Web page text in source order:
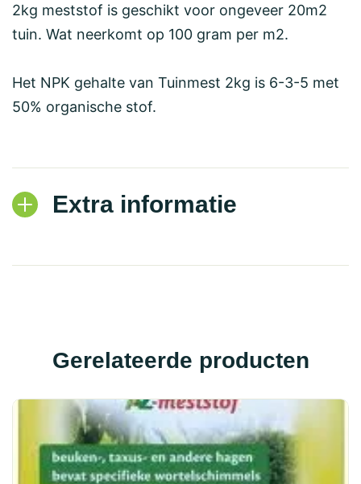
2kg meststof is geschikt voor ongeveer 20m2
tuin. Wat neerkomt op 100 gram per m2.
Het NPK gehalte van Tuinmest 2kg is 6-3-5 met
50% organische stof.
Extra informatie
Gerelateerde producten